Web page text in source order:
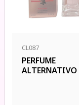
CL087
PERFUME
ALTERNATIVO